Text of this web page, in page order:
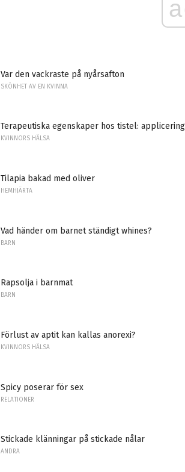
Var den vackraste på nyårsafton
SKÖNHET AV EN KVINNA
Terapeutiska egenskaper hos tistel:
KVINNORS HÄLSA
Tilapia bakad med oliver
HEMHJÄRTA
Vad händer om barnet ständigt whines?
BARN
Rapsolja i barnmat
BARN
Förlust av aptit kan kallas anorexi?
KVINNORS HÄLSA
Spicy poserar för sex
RELATIONER
Stickade klänningar på stickade nålar
ANDRA